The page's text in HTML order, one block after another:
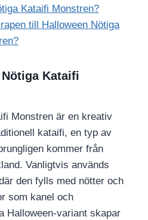
Kataifi Monstren?
till Halloween Nötiga
Kataifi
Monstren är en kreativ
kataifi, en typ av
kommer från
Vanligtvis används
den fylls med nötter och
som kanel och
Halloween-variant skapar